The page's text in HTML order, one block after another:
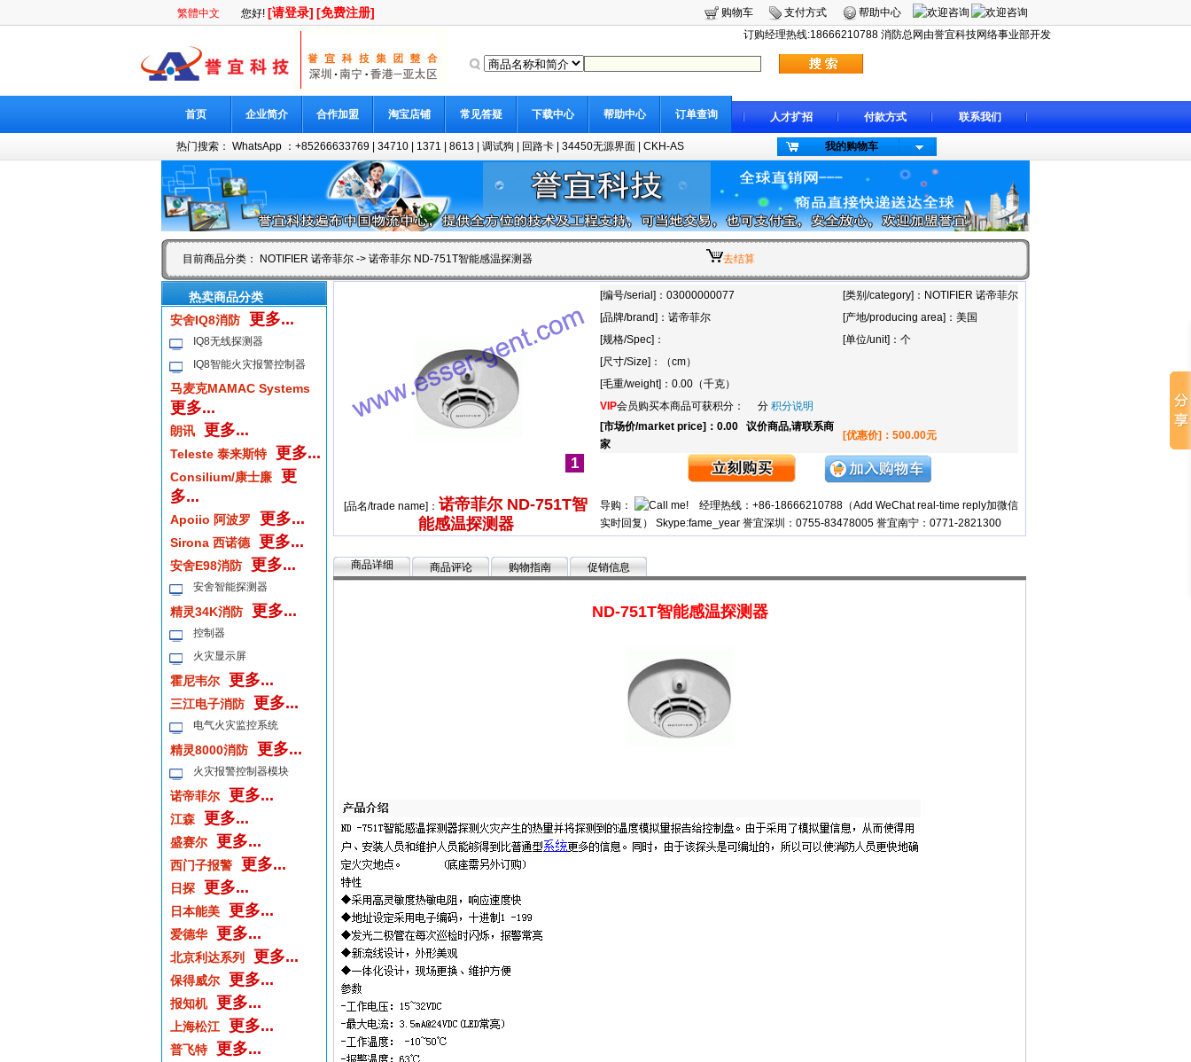
繁體中文 您好! [请登录] [免费注册] 购物车 支付方式
帮助中心
订购经理热线:18666210788 消防总网由誉宜科技网络事业部开发
首页 企业简介 合作加盟 淘宝店铺 常见答疑 下载中心 帮助中心 订单查询 人才扩招 付款方式 联系我们
热门搜索： WhatsApp ：+85266633769 34710 1371 8613 调试狗 回路卡 34450无源界面 CKH-AS 我的购物车
目前商品分类： NOTIFIER 诺帝菲尔 -> 诺帝菲尔 ND-751T智能感温探测器 去结算
热卖商品分类
安舍IQ8消防
更多...
IQ8无线探测器
IQ8智能火灾报警控制器
马麦克MAMAC Systems
更多...
朗讯 更多...
Teleste 泰来斯特 更多...
Consilium/康士廉
更
多...
Apoiio 阿波罗 更多...
Sirona 西诺德 更多...
安舍E98消防 更多...
安舍智能探测器
精灵34K消防 更多...
控制器
火灾显示屏
霍尼韦尔 更多...
三江电子消防 更多...
电气火灾监控系统
精灵8000消防 更多...
火灾报警控制器模块
诺帝菲尔 更多...
江森 更多...
盛赛尔 更多...
西门子报警 更多...
日探 更多...
日本能美 更多...
爱德华 更多...
北京利达系列 更多...
保得威尔 更多...
报知机 更多...
上海松江 更多...
普飞特 更多...
1
[编号/serial]：03000000077
[类别/category]：NOTIFIER 诺帝菲尔
[品牌/brand]：诺帝菲尔
[产地/producing area]：美国
[规格/Spec]：
[单位/unit]：个
[尺寸/Size]：（cm）
[毛重/weight]：0.00（千克）
VIP会员购买本商品可获积分： 分 积分说明
[市场价/market price]：0.00 议价商品,请联系商
家
[优惠价]：500.00元
[品名/trade name]： 诺帝菲尔 ND-751T智
能感温探测器
导购：
经理热线：+86-18666210788（Add WeChat real-time reply加微信
实时回复） Skype:fame_year 誉宜深圳：0755-83478005 誉宜南宁：0771-2821300
商品详细 商品评论 购物指南 促销信息
ND-751T智能感温探测器